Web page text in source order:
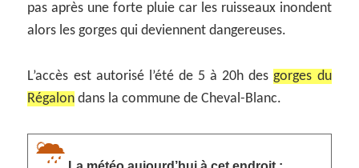
pas après une forte pluie car les ruisseaux inondent
alors les gorges qui deviennent dangereuses.
L’accès est autorisé l’été de 5 à 20h desgorges du
Régalon dans la commune de Cheval-Blanc.